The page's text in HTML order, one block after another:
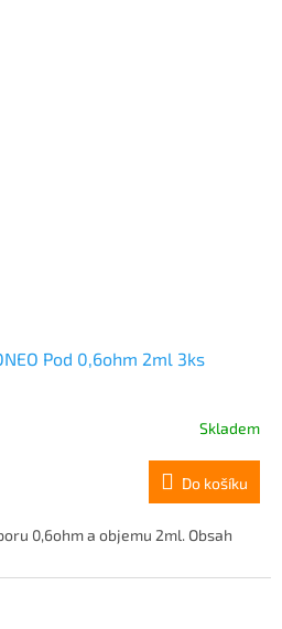
Pod 0,6ohm 2ml 3ks
Skladem
Do košíku
0,6ohm a objemu 2ml. Obsah